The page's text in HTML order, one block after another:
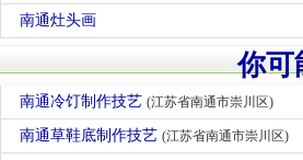
南通灶头画
你可
南通冷饤制作技艺 (江苏省南通市崇川区)
南通草鞋底制作技艺 (江苏省南通市崇川区)